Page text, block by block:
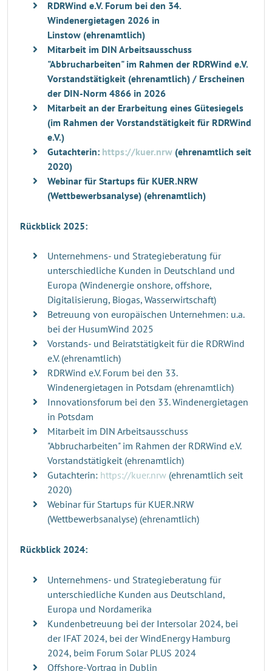
RDRWind e.V. Forum bei den 34.
Windenergietagen 2026 in
Linstow (ehrenamtlich)
Mitarbeit im DIN Arbeitsausschuss
"Abbrucharbeiten" im Rahmen der RDRWind e.V.
Vorstandstätigkeit (ehrenamtlich) / Erscheinen
der DIN-Norm 4866 in 2026
Mitarbeit an der Erarbeitung eines Gütesiegels
(im Rahmen der Vorstandstätigkeit für RDRWind
e.V.)
Gutachterin: https://kuer.nrw (ehrenamtlich seit
2020)
Webinar für Startups für KUER.NRW
(Wettbewerbsanalyse) (ehrenamtlich)
Rückblick 2025:
Unternehmens- und Strategieberatung für
unterschiedliche Kunden in Deutschland und
Europa (Windenergie onshore, offshore,
Digitalisierung, Biogas, Wasserwirtschaft)
Betreuung von europäischen Unternehmen: u.a.
bei der HusumWind 2025
Vorstands- und Beiratstätigkeit für die RDRWind
e.V. (ehrenamtlich)
RDRWind e.V. Forum bei den 33.
Windenergietagen in Potsdam (ehrenamtlich)
Innovationsforum bei den 33. Windenergietagen
in Potsdam
Mitarbeit im DIN Arbeitsausschuss
"Abbrucharbeiten" im Rahmen der RDRWind e.V.
Vorstandstätigkeit (ehrenamtlich)
Gutachterin: https://kuer.nrw (ehrenamtlich seit
2020)
Webinar für Startups für KUER.NRW
(Wettbewerbsanalyse) (ehrenamtlich)
Rückblick 2024:
Unternehmens- und Strategieberatung für
unterschiedliche Kunden aus Deutschland,
Europa und Nordamerika
Kundenbetreuung bei der Intersolar 2024, bei
der IFAT 2024, bei der WindEnergy Hamburg
2024, beim Forum Solar PLUS 2024
Offshore-Vortrag in Dublin